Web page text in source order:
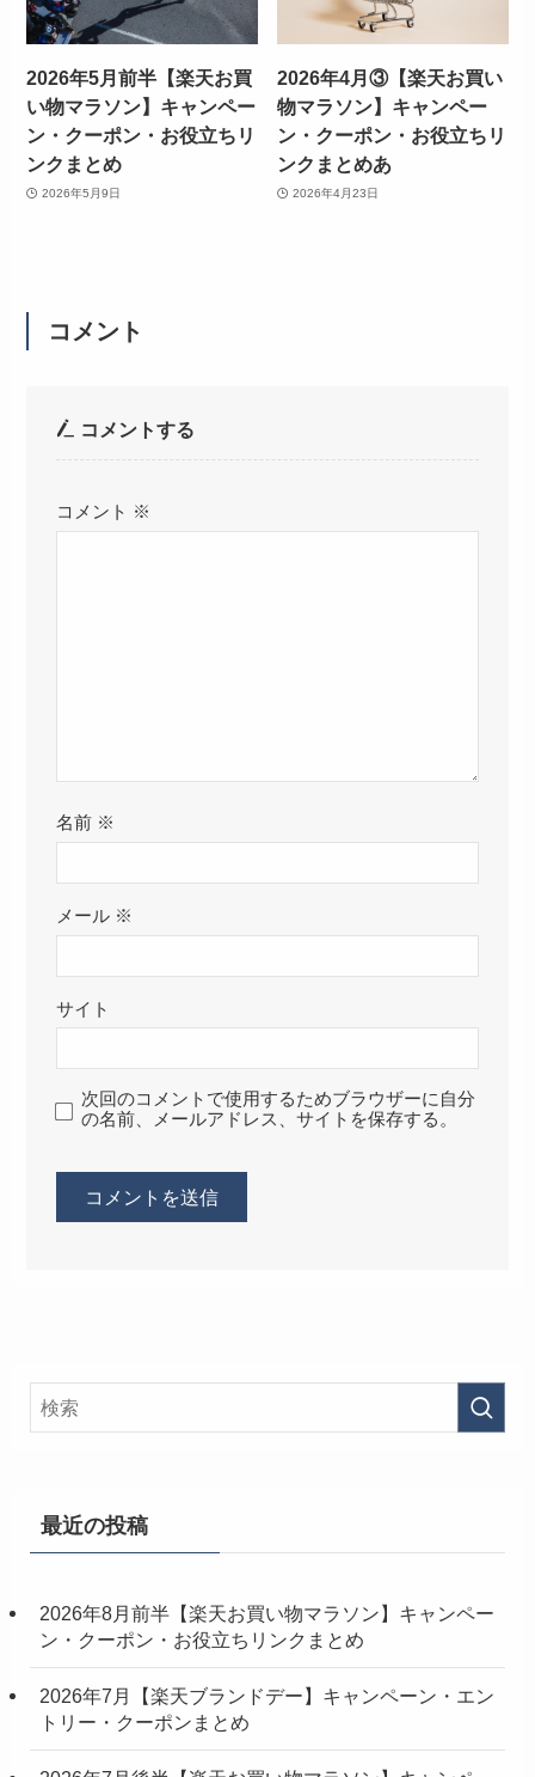
2026年5月前半【楽天お買
い物マラソン】キャンペー
ン・クーポン・お役立ちリ
ンクまとめ
2026年5月9日
2026年4月③【楽天お買い
物マラソン】キャンペー
ン・クーポン・お役立ちリ
ンクまとめあ
2026年4月23日
コメント
コメントする
コメント ※
名前 ※
メール ※
サイト
次回のコメントで使用するためブラウザーに自分
の名前、メールアドレス、サイトを保存する。
最近の投稿
2026年8月前半【楽天お買い物マラソン】キャンペー
ン・クーポン・お役立ちリンクまとめ
2026年7月【楽天ブランドデー】キャンペーン・エン
トリー・クーポンまとめ